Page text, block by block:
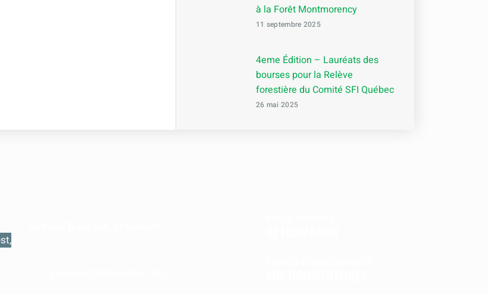
à la Forêt Montmorency
11 septembre 2025
4eme Édition – Lauréats des
bourses pour la Relève
forestière du Comité SFI Québec
26 mai 2025